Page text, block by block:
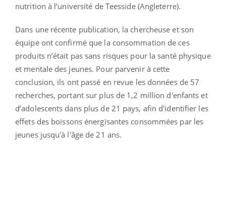
nutrition à l’université de Teesside (Angleterre).
Dans une récente publication, la chercheuse et son
équipe ont confirmé que la consommation de ces
produits n’était pas sans risques pour la santé physique
et mentale des jeunes. Pour parvenir à cette
conclusion, ils ont passé en revue les données de 57
recherches, portant sur plus de 1,2 million d'enfants et
d’adolescents dans plus de 21 pays, afin d'identifier les
effets des boissons énergisantes consommées par les
jeunes jusqu'à l'âge de 21 ans.